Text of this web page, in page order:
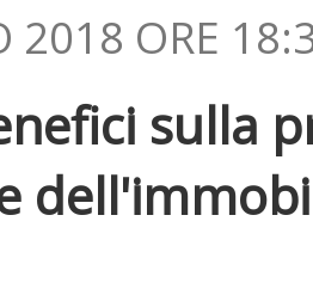
2018 ORE
sulla